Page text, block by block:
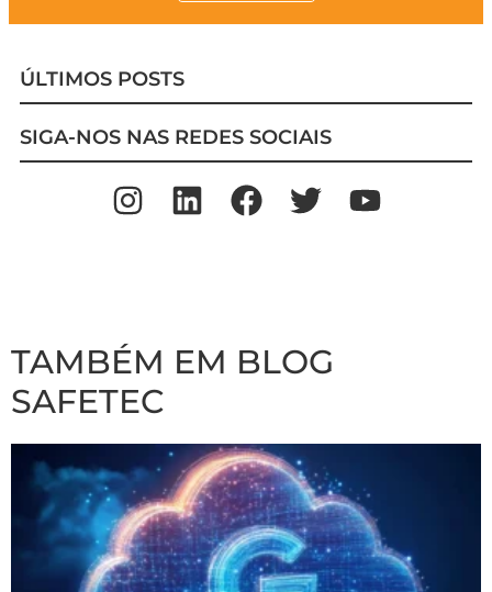
ÚLTIMOS POSTS
SIGA-NOS NAS REDES SOCIAIS
TAMBÉM EM BLOG
SAFETEC